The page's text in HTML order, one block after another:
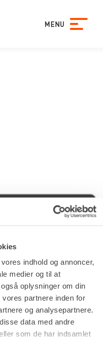
indhold og annoncer,
medier og til at
oplysninger om din
partnere inden for
og analysepartnere.
data med andre
som de har indsamlet
MENU
05/
man vöntar
er
af 5,